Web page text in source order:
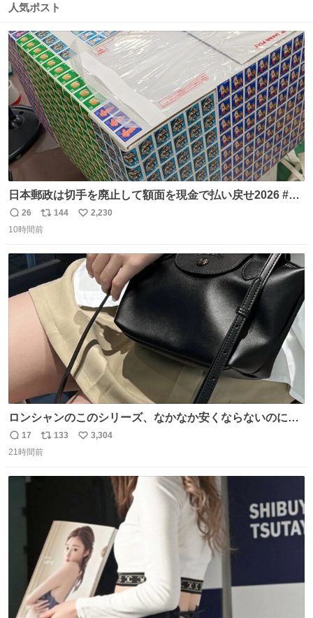
数
ス
数
人気ポスト
日本郵政は切手を廃止して額面を現金で払い戻せ2026 #日
本郵政 @JapanPostHD_PR
返
信
26
リ
ポ
ト
144
い
数
2,230
10時間前
ロンシャンのこのシリーズ、なかなか安くならないのにセ
ール価格になってる🖤✨レザーなのが反則級にかわいい。
持ってるだけでコーデが格上げされる。
返
信
17
リ
ポ
133
い
3,304
21時間前